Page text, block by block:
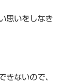
思いをしなき
きないので、